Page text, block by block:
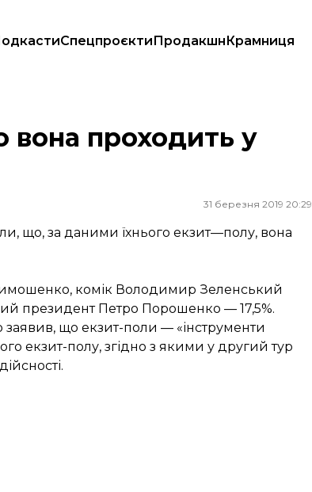
СпецпроєктиПродакшнКрамниця
проходить у
31 березня 2019 20:29
що, за даними їхнього екзит—полу, вона
комік Володимир Зеленський
президент Петро Порошенко — 17,5%.
що екзит-поли — «інструменти
екзит-полу, згідно з якими у другий тур